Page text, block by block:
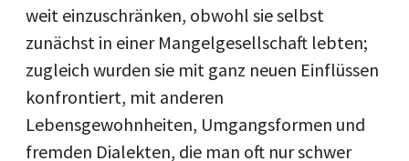
weit einzuschränken, obwohl sie selbst
zunächst in einer Mangelgesellschaft lebten;
zugleich wurden sie mit ganz neuen Einflüssen
konfrontiert, mit anderen
Lebensgewohnheiten, Umgangsformen und
fremden Dialekten, die man oft nur schwer